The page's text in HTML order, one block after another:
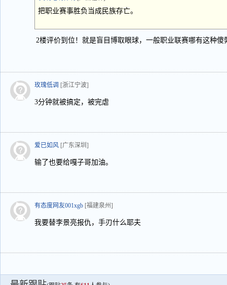
把职业赛事胜负当成民族存亡。
2楼评价到位！就是盲目博取眼球，一般职业联赛哪有这种傻
玫瑰低调 [浙江宁波]
3分钟就被搞定，被完虐
爱已如风 [广东深圳]
输了也要给嘎子哥加油。
有态度网友001xgb [福建泉州]
我要替李景亮报仇，手刃什么耶夫